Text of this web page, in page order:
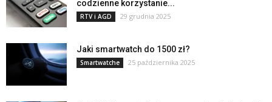
codzienne korzystanie...
RTV i AGD 29 grudnia 2025
Jaki smartwatch do 1500 zł?
Smartwatche 25 października 2025